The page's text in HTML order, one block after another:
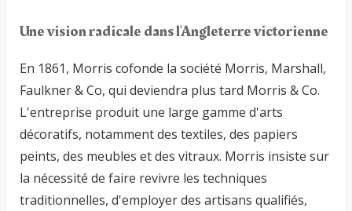
Une vision radicale dans l'Angleterre victorienne
En 1861, Morris cofonde la société Morris, Marshall,
Faulkner & Co, qui deviendra plus tard Morris & Co.
L'entreprise produit une large gamme d'arts
décoratifs, notamment des textiles, des papiers
peints, des meubles et des vitraux. Morris insiste sur
la nécessité de faire revivre les techniques
traditionnelles, d'employer des artisans qualifiés,